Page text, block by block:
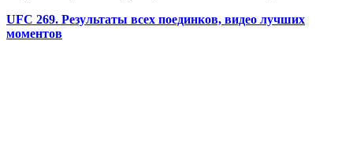
UFC 269. Результаты всех поединков, видео лучших
моментов